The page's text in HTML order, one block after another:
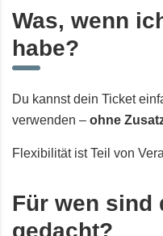
Was, wenn
habe?
Du kannst dein Ticket
verwenden – ohne
Flexibilität ist Teil von
Für wen sind
gedacht?